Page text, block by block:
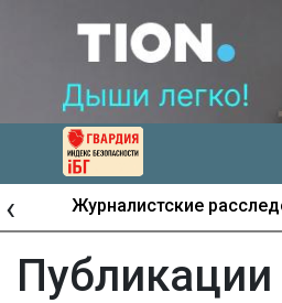
Журналистские
‹
Публикации